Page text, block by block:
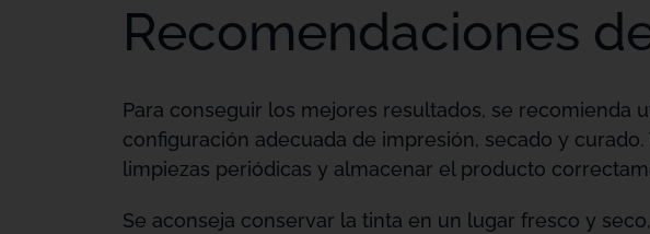
Recomendaciones
Para conseguir los mejores resultados, se recomienda
configuración adecuada de impresión, secado y
limpiezas periódicas y almacenar el producto
Se aconseja conservar la tinta en un lugar fresco y